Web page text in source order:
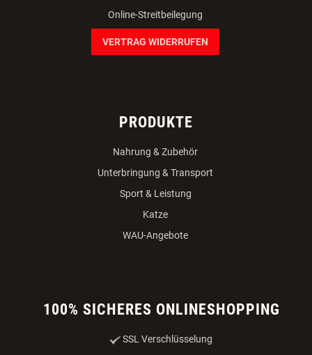
Online-Streitbeilegung
VERTRAG WIDERRUFEN
PRODUKTE
Nahrung & Zubehör
Unterbringung & Transport
Sport & Leistung
Katze
WAU-Angebote
100% SICHERES ONLINESHOPPING
SSL Verschlüsselung